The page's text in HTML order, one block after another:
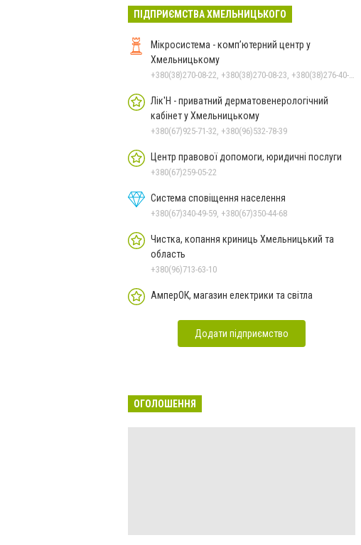
протипухлинному центрі
запрацював новий
томограф
Паперовий флот замість
Чорноморського: як реальні
втрати Росії перетворилися
на дитячу аплікацію
27 липня
ПІДПРИЄМСТВА ХМЕЛЬНИЦЬКОГО
Мікросистема - комп’ютерний центр у
Хмельницькому
+380(38)270-08-22, +380(38)270-08-23, +380(38)276-40-56, +380(38)265-10-45
Лік'Н - приватний дерматовенерологічний
кабінет у Хмельницькому
+380(67)925-71-32, +380(96)532-78-39
Центр правової допомоги, юридичні послуги
+380(67)259-05-22
Система сповіщення населення
+380(67)340-49-59, +380(67)350-44-68
Чистка, копання криниць Хмельницький та
область
+380(96)713-63-10
АмперОК, магазин електрики та світла
Додати підприємство
ОГОЛОШЕННЯ